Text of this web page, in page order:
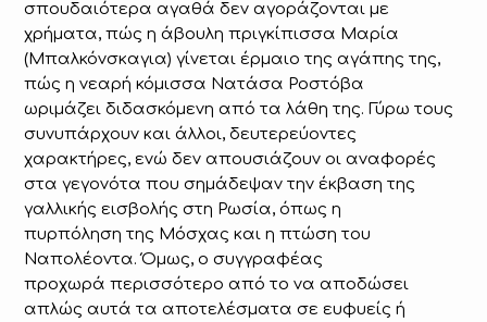
σπουδαιότερα αγαθά δεν αγοράζονται με
χρήματα, πώς η άβουλη πριγκίπισσα Μαρία
(Μπαλκόνσκαγια) γίνεται έρμαιο της αγάπης της,
πώς η νεαρή κόμισσα Νατάσα Ροστόβα
ωριμάζει διδασκόμενη από τα λάθη της. Γύρω τους
συνυπάρχουν και άλλοι, δευτερεύοντες
χαρακτήρες, ενώ δεν απουσιάζουν οι αναφορές
στα γεγονότα που σημάδεψαν την έκβαση της
γαλλικής εισβολής στη Ρωσία, όπως η
πυρπόληση της Μόσχας και η πτώση του
Ναπολέοντα. Όμως, ο συγγραφέας
προχωρά περισσότερο από το να αποδώσει
απλώς αυτά τα αποτελέσματα σε ευφυείς ή